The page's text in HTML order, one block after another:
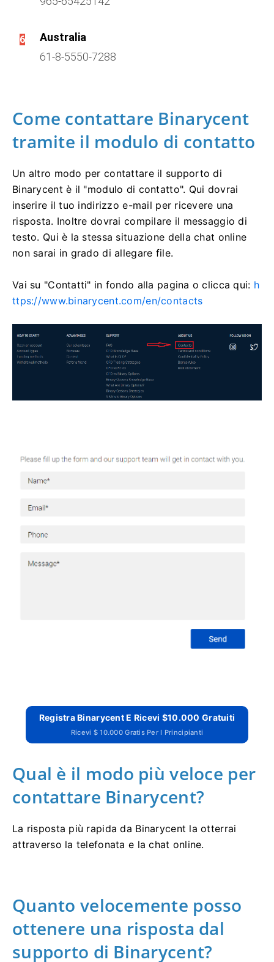
6
Australia
61-8-5550-7288
Come contattare Binarycent
tramite il modulo di contatto
Un altro modo per contattare il supporto di
Binarycent è il "modulo di contatto". Qui dovrai
inserire il tuo indirizzo e-mail per ricevere una
risposta. Inoltre dovrai compilare il messaggio di
testo. Qui è la stessa situazione della chat online
non sarai in grado di allegare file.
Vai su "Contatti" in fondo alla pagina o clicca qui: h
ttps://www.binarycent.com/en/contacts
Registra Binarycent E Ricevi $10.000 Gratuiti
Ricevi $ 10.000 Gratis Per I Principianti
Qual è il modo più veloce per
contattare Binarycent?
La risposta più rapida da Binarycent la otterrai
attraverso la telefonata e la chat online.
Quanto velocemente posso
ottenere una risposta dal
supporto di Binarycent?